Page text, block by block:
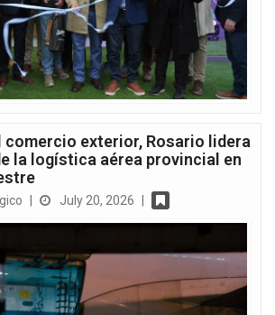
comercio exterior, Rosario lidera
la logística aérea provincial en
July 20, 2026